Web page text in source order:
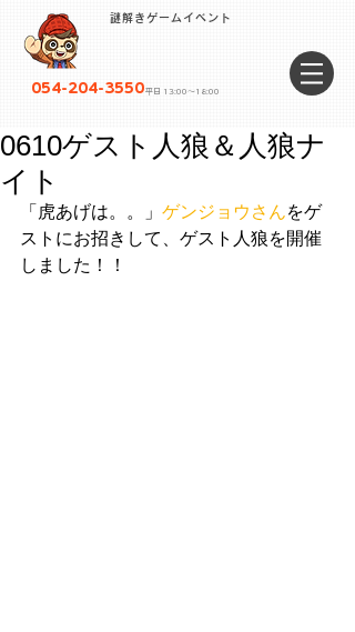
謎解きゲームイベント
054-204-3550 平日 13:00〜18:00
0610ゲスト人狼＆人狼ナ
イト
「虎あげは。。」 ゲンジョウさんをゲ
ストにお招きして、ゲスト人狼を開催
しました！！